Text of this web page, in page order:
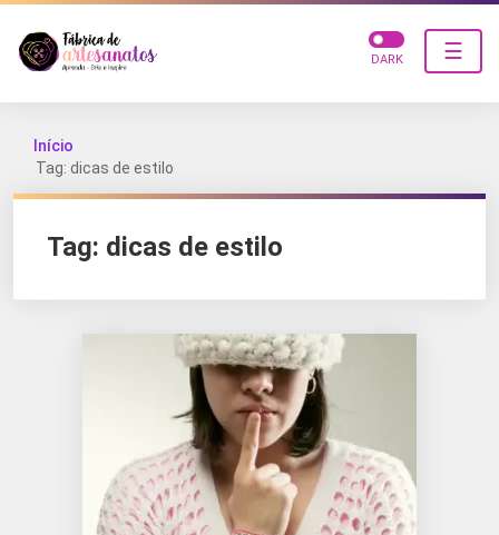
☰
DARK
Início
Tag: dicas de estilo
Tag: dicas de estilo